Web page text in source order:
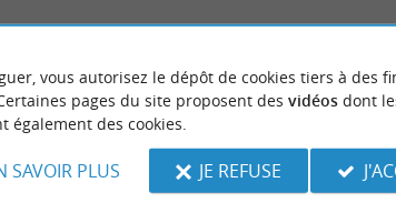
16 ans.
vous autorisez le dépôt de cookies tiers à des
pages du site proposent des vidéosdont
également des cookies.
SAVOIR PLUS JE REFUSE